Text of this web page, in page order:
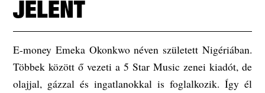
JELENT
E-money Emeka Okonkwo néven született Nigériában.
Többek között ő vezeti a 5 Star Music zenei kiadót, de
olajjal, gázzal és ingatlanokkal is foglalkozik. Így él